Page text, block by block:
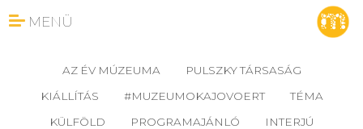
MENÜ
AZ ÉV MÚZEUMA
PULSZKY TÁRSASÁG
KIÁLLÍTÁS
#MUZEUMOKAJOVOERT
TÉMA
KÜLFÖLD
PROGRAMAJÁNLÓ
INTERJÚ